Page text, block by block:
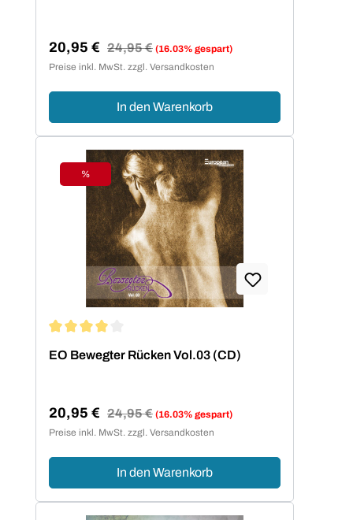
Verkaufspreis:
20,95 € Regulärer Preis:
24,95 € (16.03% gespart)
Preise inkl. MwSt. zzgl. Versandkosten
In den Warenkorb
Rabatt
%
EO Bewegter Rücken Vol.03 (CD)
Verkaufspreis:
20,95 € Regulärer Preis:
24,95 € (16.03% gespart)
Preise inkl. MwSt. zzgl. Versandkosten
In den Warenkorb